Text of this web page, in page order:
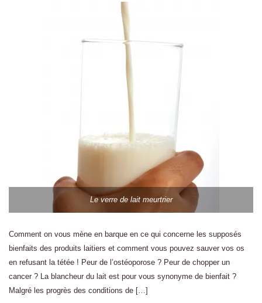
Le verre de lait meurtrier
Comment on vous mène en barque en ce qui concerne les supposés
bienfaits des produits laitiers et comment vous pouvez sauver vos os
en refusant la tétée ! Peur de l’ostéoporose ? Peur de chopper un
cancer ? La blancheur du lait est pour vous synonyme de bienfait ?
Malgré les progrès des conditions de […]